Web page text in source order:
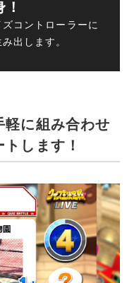
コントローラーに
出します。
軽に組み合わせ
します！